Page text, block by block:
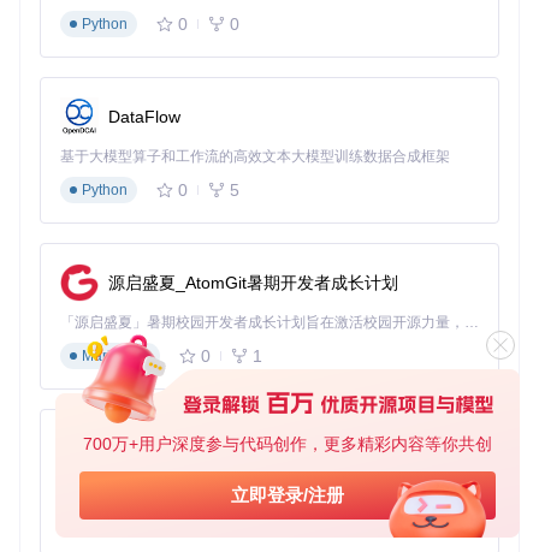
700万+用户深度参与代码创作，更多精彩内容等你共创
立即登录/注册
快速定位特定歌曲或专辑。支持多种标签格式的 metadata 解
析能力，确保音乐信息的准确显示和高效管理。
社区支持与生态建设
Phonograph Plus拥有活跃的开源社区，通过Crowdin平台接
界面。项目文档详尽，包含从构建指南到功能说明的完整资
ug报告和功能建议。定期发布的更新日志详细记录每个版本的
改进内容，让用户清晰了解应用的发展脉络。
获取与参与
要开始使用Phonograph Plus，可通过以下方式获取应用：
源码构建：克隆仓库
s/ph/Phonograph_Plus，按照项目文档中的构建指南自
行编译
稳定版本：关注项目发布页面获取预编译APK文件
加入Phonograph Plus社区，不仅能享受个性化的音乐播放体
Python
0 0
DataFlow
基于大模型算子和工作流的高效文本大模型训练数据合成框架
Python
0 5
源启盛夏_AtomGit暑期开发者成长计划
「源启盛夏」暑期校园开发者成长计划旨在激活校园开源力量，通过积分激励、认证扶持、资源倾斜等形式，引导高校组织和开发者完成「入驻 — 建项目 — 做贡献 — 获认证 — 得资源」的完整闭环。无论你是想带领社团入驻平台的组织者，还是希望用代码贡献证明自己的开发者，都能在这里找到属于你的成长路径。
Markdown
0 1
py-xiaozhi
基于Python的Xiaozhi AI，适用于想要完整Xiaozhi体验而无需拥有专用硬件的用户。
Python
0 1